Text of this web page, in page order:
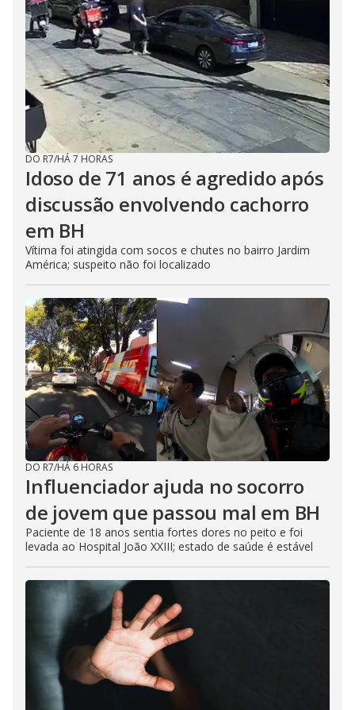
d
e
o
DO R7/HÁ 7 HORAS
Idoso de 71 anos é agredido após
discussão envolvendo cachorro
em BH
Vítima foi atingida com socos e chutes no bairro Jardim
América; suspeito não foi localizado
DO R7/HÁ 6 HORAS
Influenciador ajuda no socorro
de jovem que passou mal em BH
Paciente de 18 anos sentia fortes dores no peito e foi
levada ao Hospital João XXIII; estado de saúde é estável